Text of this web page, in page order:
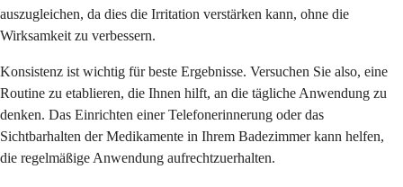
auszugleichen, da dies die Irritation verstärken kann, ohne die
Wirksamkeit zu verbessern.
Konsistenz ist wichtig für beste Ergebnisse. Versuchen Sie also, eine
Routine zu etablieren, die Ihnen hilft, an die tägliche Anwendung zu
denken. Das Einrichten einer Telefonerinnerung oder das
Sichtbarhalten der Medikamente in Ihrem Badezimmer kann helfen,
die regelmäßige Anwendung aufrechtzuerhalten.